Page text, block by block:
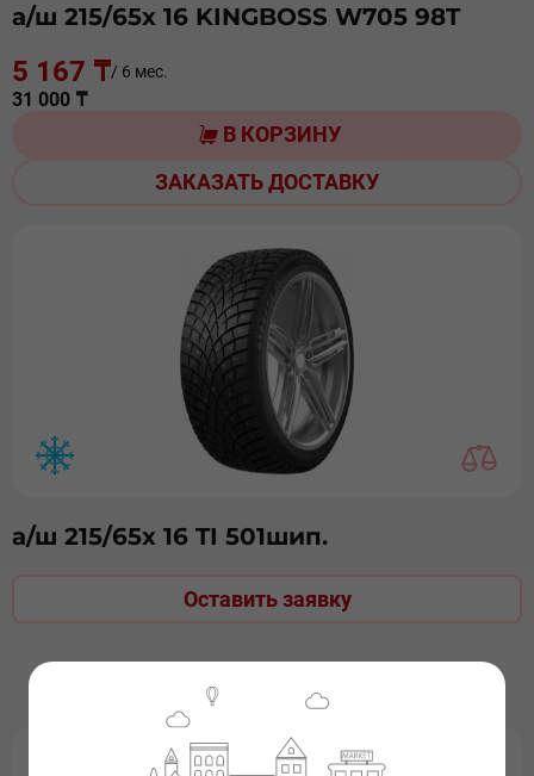
а/ш 215/65х 16 KINGBOSS W705 98T
5 167 ₸/ 6 мес.
31 000 ₸
В КОРЗИНУ
ЗАКАЗАТЬ ДОСТАВКУ
а/ш 215/65х 16 TI 501шип.
Оставить заявку